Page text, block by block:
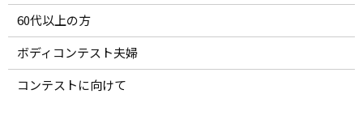
60代以上の方
ボディコンテスト夫婦
コンテストに向けて